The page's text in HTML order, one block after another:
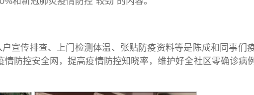
宣传排查、上门检测体温、张贴防疫资料等是陈成和同事们
防控安全网，提高疫情防控知晓率，维护好全社区零确诊病